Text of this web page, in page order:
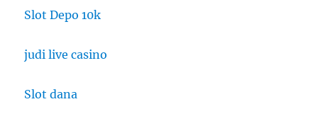
Slot Depo 10k
judi live casino
Slot dana